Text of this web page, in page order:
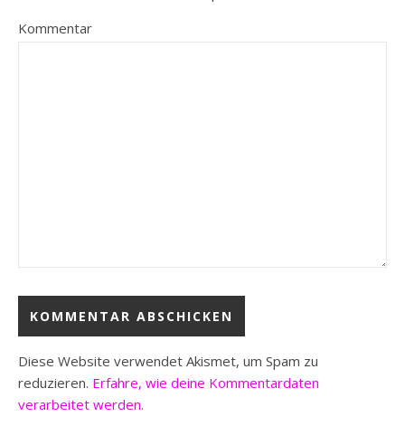
Kommentar
Diese Website verwendet Akismet, um Spam zu
reduzieren. Erfahre, wie deine Kommentardaten
verarbeitet werden.